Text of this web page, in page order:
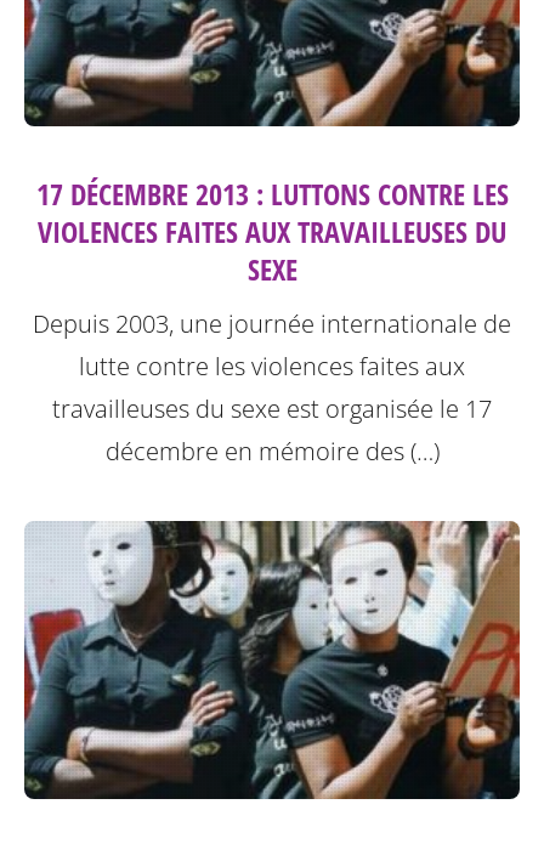
17 DÉCEMBRE 2013 : LUTTONS CONTRE LES
VIOLENCES FAITES AUX TRAVAILLEUSES DU
SEXE
Depuis 2003, une journée internationale de
lutte contre les violences faites aux
travailleuses du sexe est organisée le 17
décembre en mémoire des (…)